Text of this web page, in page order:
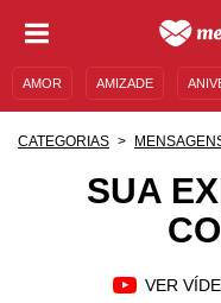
AMOR AMIZADE
CATEGORIAS
SUA
VER